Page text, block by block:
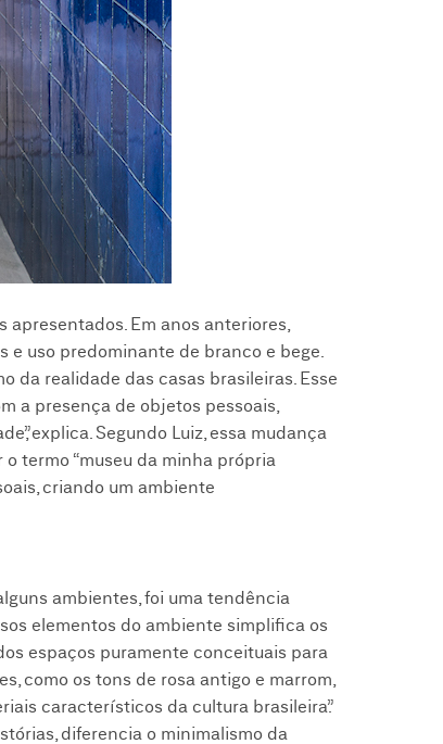
apresentados. Em anos anteriores,
e uso predominante de branco e bege.
da realidade das casas brasileiras. Esse
a presença de objetos pessoais,
explica. Segundo Luiz, essa mudança
termo “museu da minha própria
criando um ambiente
ambientes, foi uma tendência
elementos do ambiente simplifica os
espaços puramente conceituais para
como os tons de rosa antigo e marrom,
característicos da cultura brasileira”.
diferencia o minimalismo da